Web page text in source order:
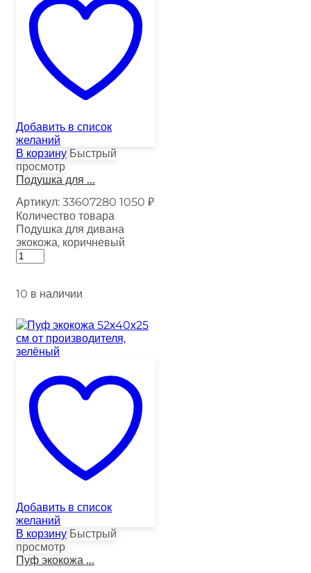
Добавить в список
желаний
В корзину Быстрый
просмотр
Подушка для ...
Артикул: 33607280 1050 ₽
Количество товара
Подушка для дивана
экокожа, коричневый
10 в наличии
Добавить в список
желаний
В корзину Быстрый
просмотр
Пуф экокожа ...